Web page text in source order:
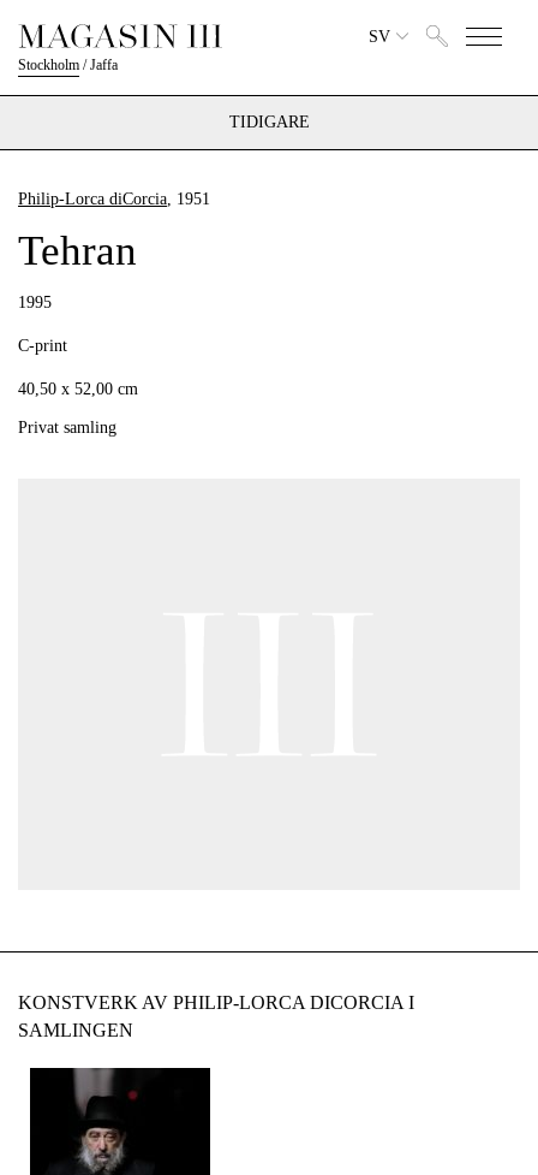
Stockholm /Jaffa
SV
TIDIGARE
Philip-Lorca diCorcia, 1951
Tehran
1995
C-print
40,50 x 52,00 cm
Privat samling
KONSTVERK AV PHILIP-LORCA DICORCIA I
SAMLINGEN